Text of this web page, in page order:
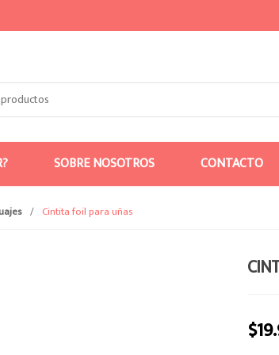
SOBRE NOSOTROS CONTACTO
/ Cintita foil para uñas
$